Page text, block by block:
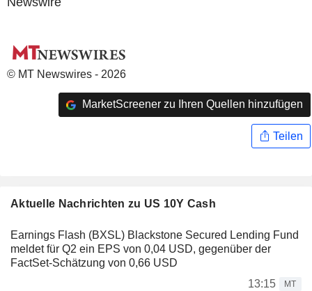
© MT Newswires - 2026
MarketScreener zu Ihren Quellen hinzufügen
Teilen
Aktuelle Nachrichten zu US 10Y Cash
Earnings Flash (BXSL) Blackstone Secured Lending Fund
meldet für Q2 ein EPS von 0,04 USD, gegenüber der
FactSet-Schätzung von 0,66 USD
13:15
MT